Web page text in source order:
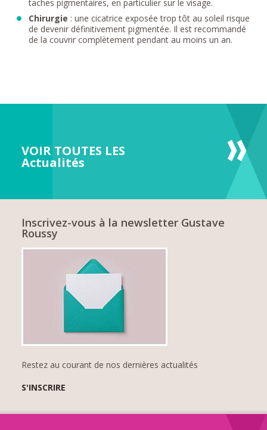
taches pigmentaires, en particulier sur le visage.
Chirurgie : une cicatrice exposée trop tôt au soleil risque
de devenir définitivement pigmentée. Il est recommandé
de la couvrir complètement pendant au moins un an.
VOIR TOUTES LES
Actualités
Inscrivez-vous à la newsletter Gustave
Roussy
Restez au courant de nos dernières actualités
S'INSCRIRE